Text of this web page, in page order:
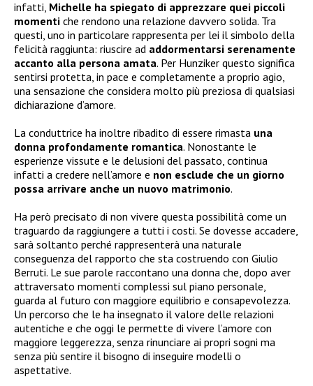
infatti, Michelle ha spiegato di apprezzare quei piccoli
momenti che rendono una relazione davvero solida. Tra
questi, uno in particolare rappresenta per lei il simbolo della
felicità raggiunta: riuscire ad addormentarsi serenamente
accanto alla persona amata. Per Hunziker questo significa
sentirsi protetta, in pace e completamente a proprio agio,
una sensazione che considera molto più preziosa di qualsiasi
dichiarazione d’amore.
La conduttrice ha inoltre ribadito di essere rimasta una
donna profondamente romantica. Nonostante le
esperienze vissute e le delusioni del passato, continua
infatti a credere nell’amore e non esclude che un giorno
possa arrivare anche un nuovo matrimonio.
Ha però precisato di non vivere questa possibilità come un
traguardo da raggiungere a tutti i costi. Se dovesse accadere,
sarà soltanto perché rappresenterà una naturale
conseguenza del rapporto che sta costruendo con Giulio
Berruti. Le sue parole raccontano una donna che, dopo aver
attraversato momenti complessi sul piano personale,
guarda al futuro con maggiore equilibrio e consapevolezza.
Un percorso che le ha insegnato il valore delle relazioni
autentiche e che oggi le permette di vivere l’amore con
maggiore leggerezza, senza rinunciare ai propri sogni ma
senza più sentire il bisogno di inseguire modelli o
aspettative.